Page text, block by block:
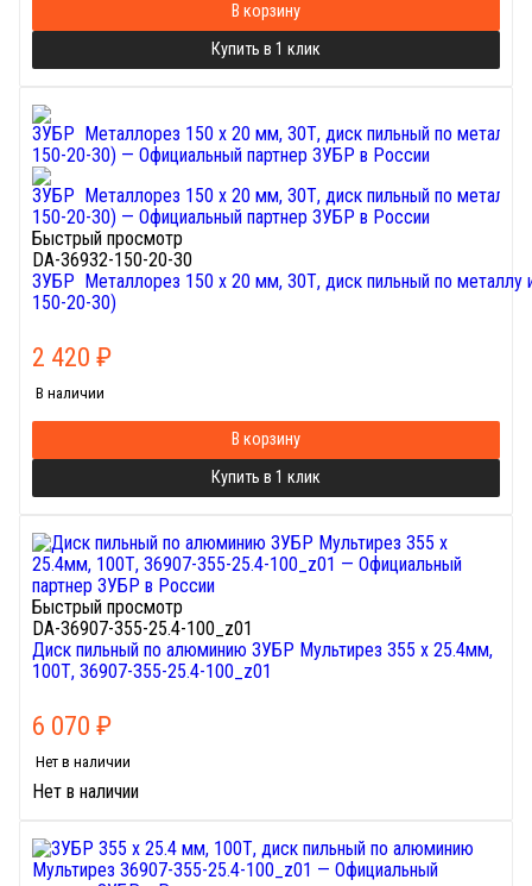
В корзину
Купить в 1 клик
Быстрый просмотр
DA-36932-150-20-30
ЗУБР Металлорез 150 х 20 мм, 30Т, диск пильный по
150-20-30)
2 420 ₽
В наличии
В корзину
Купить в 1 клик
Быстрый просмотр
DA-36907-355-25.4-100_z01
Диск пильный по алюминию ЗУБР Мультирез 355 х 25.4мм,
100Т, 36907-355-25.4-100_z01
6 070 ₽
Нет в наличии
Нет в наличии